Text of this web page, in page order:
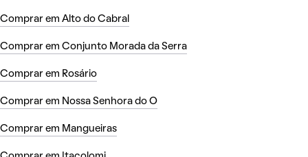
Comprar em Alto do Cabral
Comprar em Conjunto Morada da Serra
Comprar em Rosário
Comprar em Nossa Senhora do O
Comprar em Mangueiras